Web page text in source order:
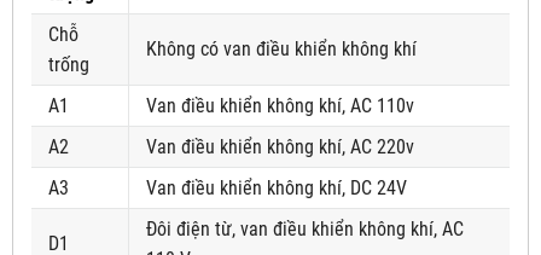
Chỗ
trống
Không có van điều khiển không khí
A1
Van điều khiển không khí, AC 110v
A2
Van điều khiển không khí, AC 220v
A3
Van điều khiển không khí, DC 24V
D1
Đôi điện từ, van điều khiển không khí, AC